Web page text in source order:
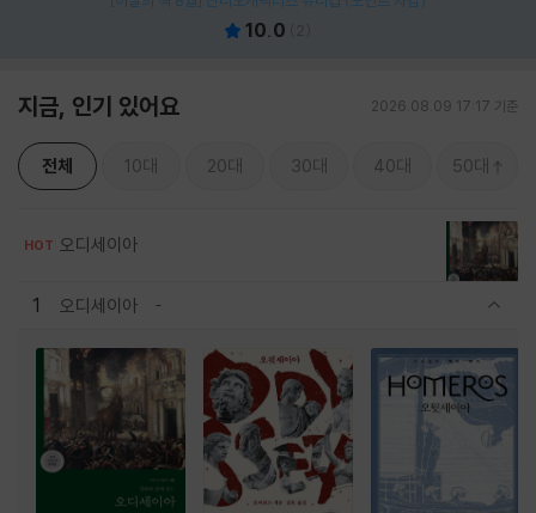
10.0
지금, 인기 있어요 2026.08.09 17:17 기준
전체 10대 20대 30대 40대 50대
HOT 오디세이아
1 오디세이아